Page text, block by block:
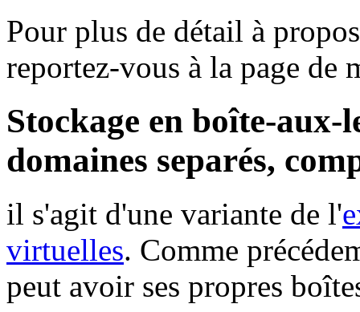
Pour plus de détail à
reportez-vous à la page de
Stockage en boîte-
domaines separés,
il s'agit d'une variante de l'
virtuelles. Comme
peut avoir ses propres